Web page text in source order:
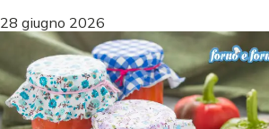
28 giugno 2026